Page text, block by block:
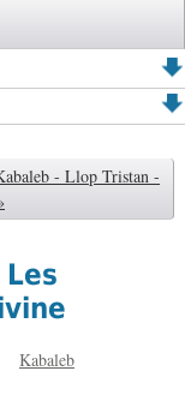
- Llop Tristan -
Kabaleb